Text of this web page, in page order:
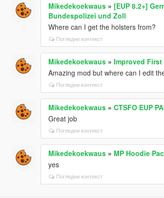
Mikedekoekwaus» [EUP 8.2+]
Bundespolizei und Zoll
Where can I get the holsters from?
Погледни контекст
Mikedekoekwaus» Improved
Amazing mod but where can I edit
Погледни контекст
Mikedekoekwaus» CTSFO EUP
Great job
Погледни контекст
Mikedekoekwaus» MP Hoodie
yes
Погледни контекст